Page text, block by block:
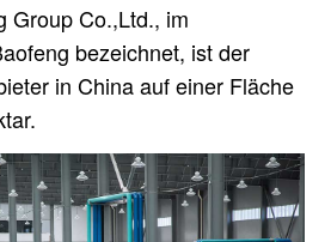
Group Co.,Ltd., im
bezeichnet, ist der
in Chinaauf einer Fläche